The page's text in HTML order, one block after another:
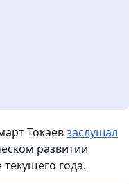
Токаевзаслушал
развитии
года.